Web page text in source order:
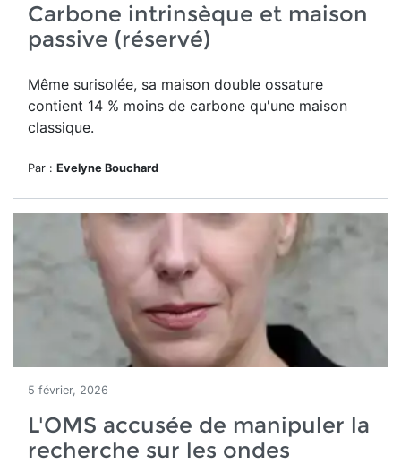
Carbone intrinsèque et maison
passive (réservé)
Même surisolée, sa maison double ossature
contient 14 % moins de carbone qu'une maison
classique.
Par : Evelyne Bouchard
5 février, 2026
L'OMS accusée de manipuler la
recherche sur les ondes